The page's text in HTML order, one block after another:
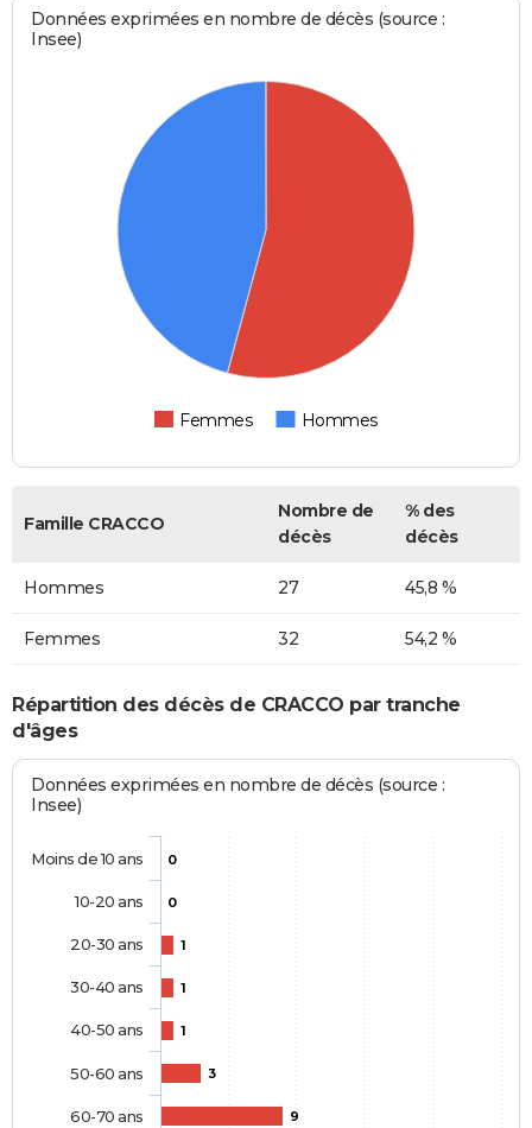
Données exprimées en nombre de décès (source :
Insee)
Femmes Hommes
Famille CRACCO
Nombre de
décès
% des
décès
Hommes 27 45,8 %
Femmes 32 54,2 %
Répartition des décès de CRACCO par tranche
d'âges
Données exprimées en nombre de décès (source :
Insee)
0
0
1
1
1
3
9
Moins de 10 ans
10-20 ans
20-30 ans
30-40 ans
40-50 ans
50-60 ans
60-70 ans